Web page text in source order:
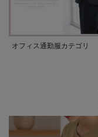
オフィス通勤服カテゴリ